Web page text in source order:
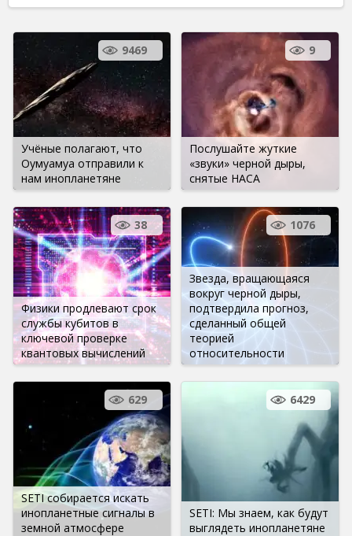
Учёные полагают, что
Оумуамуа отправили к
нам инопланетяне
9469
Послушайте жуткие
«звуки» черной дыры,
снятые НАСА
9
Физики продлевают срок
службы кубитов в
ключевой проверке
квантовых вычислений
38
Звезда, вращающаяся
вокруг черной дыры,
подтвердила прогноз,
сделанный общей
теорией
относительности
1076
SETI собирается искать
инопланетные сигналы в
земной атмосфере
629
SETI: Мы знаем, как будут
выглядеть инопланетяне
6429